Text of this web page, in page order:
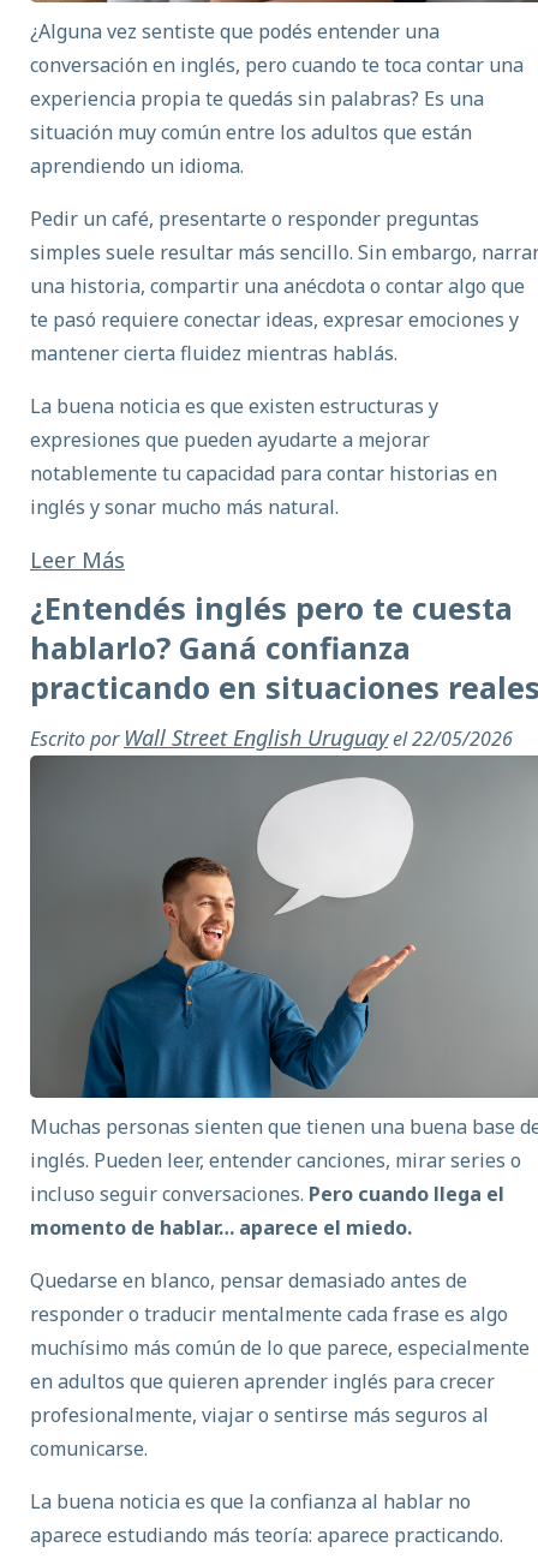
¿Alguna vez sentiste que podés entender una
conversación en inglés, pero cuando te toca contar una
experiencia propia te quedás sin palabras? Es una
situación muy común entre los adultos que están
aprendiendo un idioma.
Pedir un café, presentarte o responder preguntas
simples suele resultar más sencillo. Sin embargo,
una historia, compartir una anécdota o contar algo que
te pasó requiere conectar ideas, expresar emociones y
mantener cierta fluidez mientras hablás.
La buena noticia es que existen estructuras y
expresiones que pueden ayudarte a mejorar
notablemente tu capacidad para contar historias en
inglés y sonar mucho más natural.
Leer Más
¿Entendés inglés pero te cuesta
hablarlo? Ganá confianza
practicando en situaciones
Escrito por Wall Street English Uruguayel 22/05/2026
Muchas personas sienten que tienen una buena base
inglés. Pueden leer, entender canciones, mirar series o
incluso seguir conversaciones. Pero cuando llega el
momento de hablar… aparece el miedo.
Quedarse en blanco, pensar demasiado antes de
responder o traducir mentalmente cada frase es algo
muchísimo más común de lo que parece, especialmente
en adultos que quieren aprender inglés para crecer
profesionalmente, viajar o sentirse más seguros al
comunicarse.
La buena noticia es que la confianza al hablar no
aparece estudiando más teoría: aparece practicando.